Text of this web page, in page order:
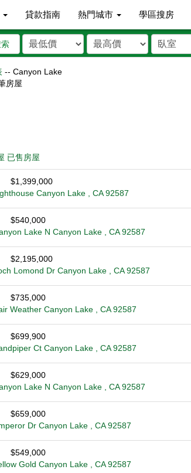
貸款指南 熱門城市 學區搜房
-- Canyon Lake
房屋
已售房屋
$1,399,000
Canyon Lake , CA 92587
$540,000
Lake N Canyon Lake , CA 92587
$2,195,000
Lomond Dr Canyon Lake , CA 92587
$735,000
Weather Canyon Lake , CA 92587
$699,900
Ct Canyon Lake , CA 92587
$629,000
Lake N Canyon Lake , CA 92587
$659,000
Dr Canyon Lake , CA 92587
$549,000
Gold Canyon Lake , CA 92587